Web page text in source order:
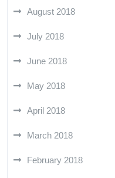
August 2018
July 2018
June 2018
May 2018
April 2018
March 2018
February 2018